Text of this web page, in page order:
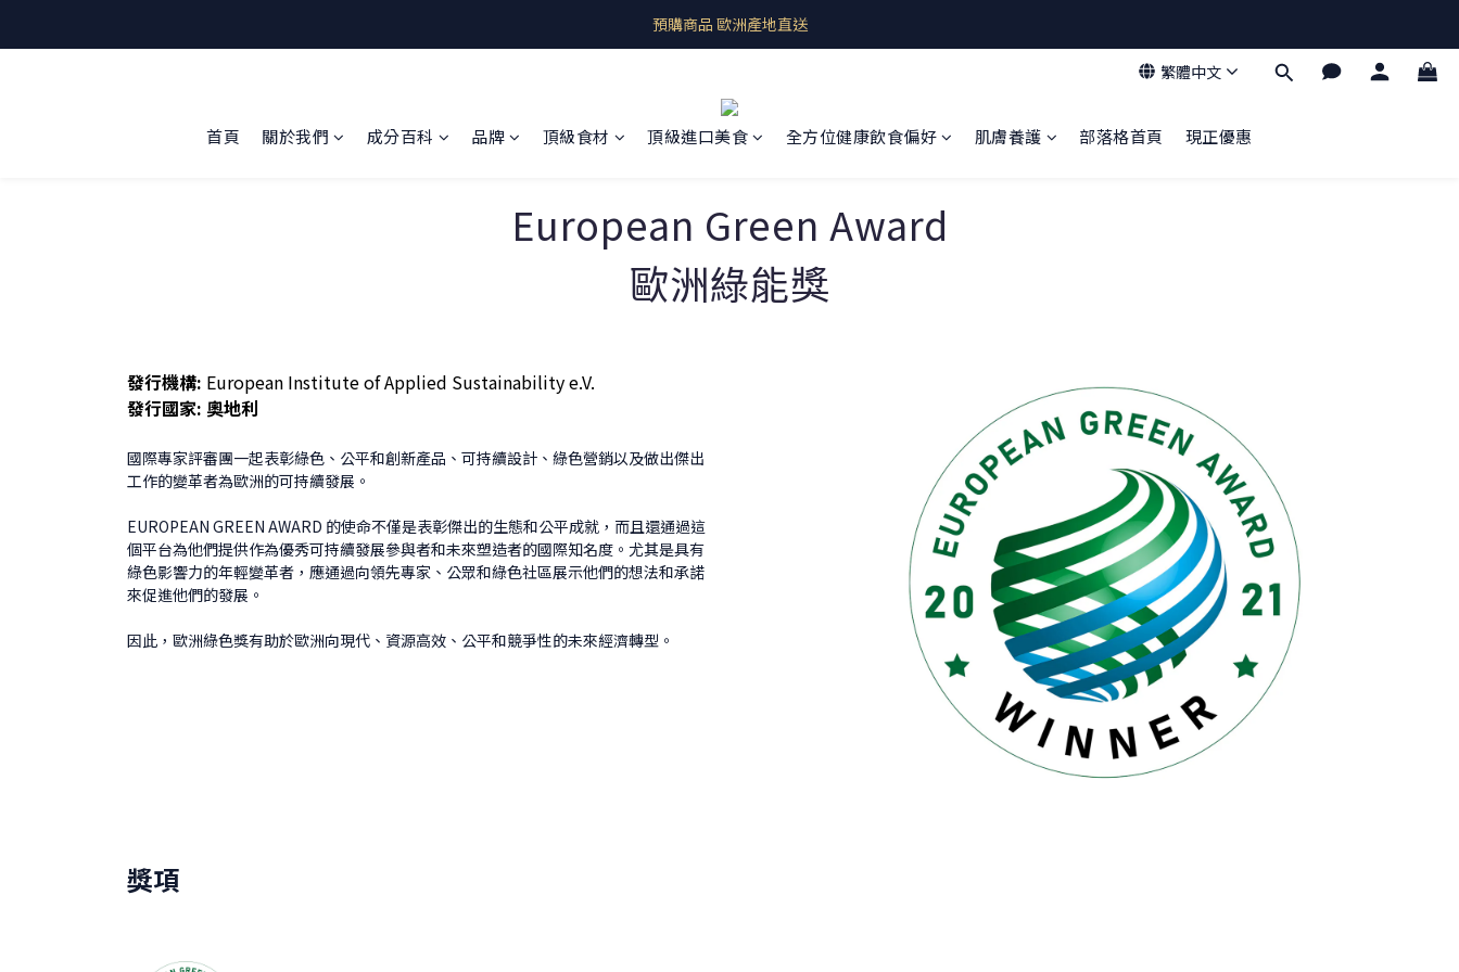
即期良品上架  最新優惠快帶回家
預購商品 歐洲產地直送
繁體中文
首頁 關於我們 成分百科 品牌 頂級食材 頂級進口美食 全方位健康飲食偏好 肌膚養護 部落格首頁 現正優惠
European Green Award
歐洲綠能獎
發行機構: European Institute of Applied Sustainability e.V.
發行國家: 奧地利
國際專家評審團一起表彰綠色、公平和創新產品、可持續設計、綠色營銷以及做出傑出
工作的變革者為歐洲的可持續發展。
EUROPEAN GREEN AWARD 的使命不僅是表彰傑出的生態和公平成就，而且還通過這
個平台為他們提供作為優秀可持續發展參與者和未來塑造者的國際知名度。尤其是具有
綠色影響力的年輕變革者，應通過向領先專家、公眾和綠色社區展示他們的想法和承諾
來促進他們的發展。
因此，歐洲綠色獎有助於歐洲向現代、資源高效、公平和競爭性的未來經濟轉型。
獎項